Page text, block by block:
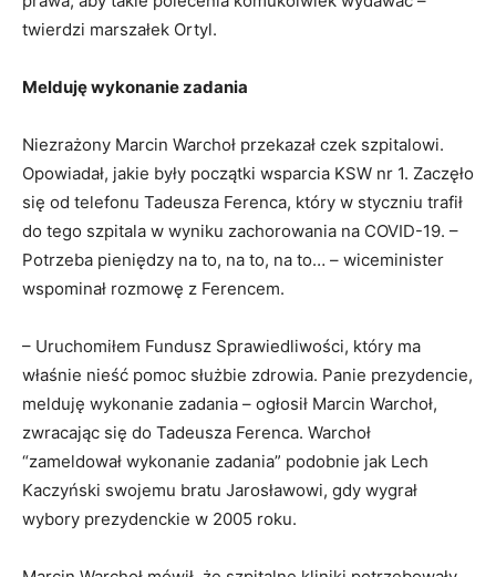
twierdzi marszałek Ortyl.
Melduję wykonanie zadania
Niezrażony Marcin Warchoł przekazał czek szpitalowi.
Opowiadał, jakie były początki wsparcia KSW nr 1. Zaczęło
się od telefonu Tadeusza Ferenca, który w styczniu trafił
do tego szpitala w wyniku zachorowania na COVID-19. –
Potrzeba pieniędzy na to, na to, na to… – wiceminister
wspominał rozmowę z Ferencem.
– Uruchomiłem Fundusz Sprawiedliwości, który ma
właśnie nieść pomoc służbie zdrowia. Panie prezydencie,
melduję wykonanie zadania – ogłosił Marcin Warchoł,
zwracając się do Tadeusza Ferenca. Warchoł
“zameldował wykonanie zadania” podobnie jak Lech
Kaczyński swojemu bratu Jarosławowi, gdy wygrał
wybory prezydenckie w 2005 roku.